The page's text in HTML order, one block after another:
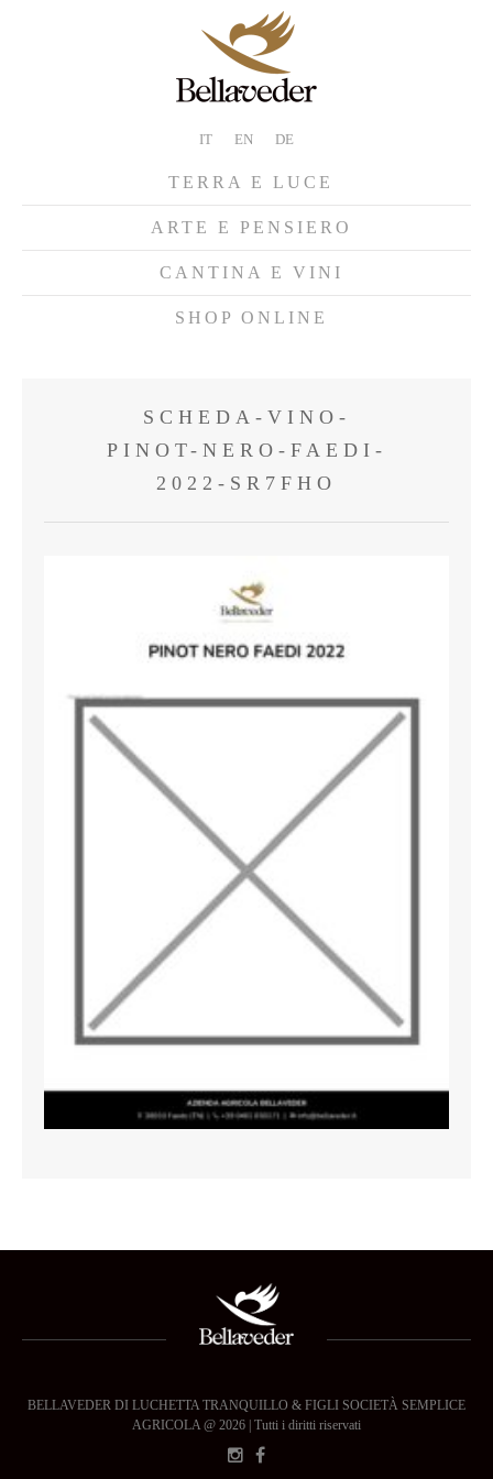
IT EN DE
TERRA E LUCE
ARTE E PENSIERO
CANTINA E VINI
SHOP ONLINE
SCHEDA-VINO-
PINOT-NERO-FAEDI-
2022-SR7FHO
BELLAVEDER DI LUCHETTA TRANQUILLO & FIGLI SOCIETÀ SEMPLICE
AGRICOLA @ 2026 | Tutti i diritti riservati